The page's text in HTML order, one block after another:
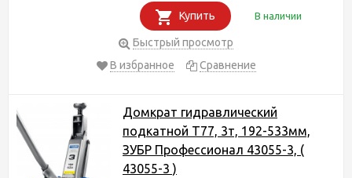
Купить В наличии
Быстрый просмотр
В избранное
Сравнение
Домкрат гидравлический
подкатной T77, 3т, 192-533мм,
ЗУБР Профессионал 43055-3, (
43055-3 )